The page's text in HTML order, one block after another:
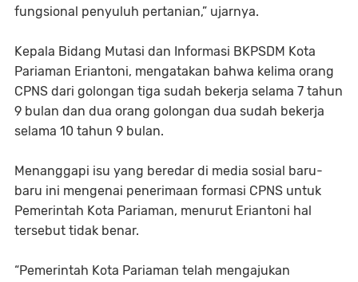
fungsional penyuluh pertanian,” ujarnya.
Kepala Bidang Mutasi dan Informasi BKPSDM Kota
Pariaman Eriantoni, mengatakan bahwa kelima orang
CPNS dari golongan tiga sudah bekerja selama 7 tahun
9 bulan dan dua orang golongan dua sudah bekerja
selama 10 tahun 9 bulan.
Menanggapi isu yang beredar di media sosial baru-
baru ini mengenai penerimaan formasi CPNS untuk
Pemerintah Kota Pariaman, menurut Eriantoni hal
tersebut tidak benar.
“Pemerintah Kota Pariaman telah mengajukan